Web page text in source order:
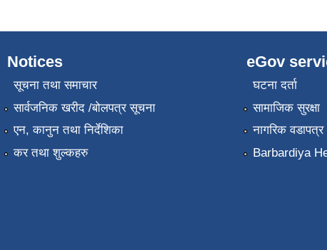
Notices
सूचना तथा समाचार
सार्वजनिक खरीद /बोलपत्र सूचना
एन, कानुन तथा निर्देशिका
कर तथा शुल्कहरु
eGov
घटना दर्ता
सामाजिक सुरक्षा
नागरिक वडापत्र
Barbardiya